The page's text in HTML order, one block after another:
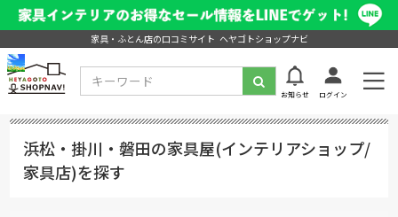
家具・ふとん店の口コミサイト ヘヤゴトショップナビ
お知らせ ログイン
浜松・掛川・磐田の家具屋(インテリアショップ/
家具店)を探す